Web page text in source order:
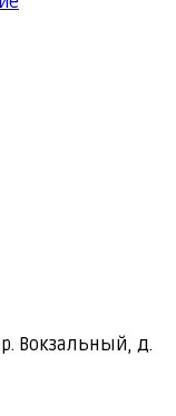
Вокзальный, д.